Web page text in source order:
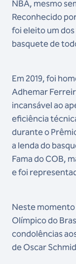
NBA, mesmo
Reconhecido
foi eleito um
basquete de
Em 2019, foi
Adhemar
incansável ao
eficiência
durante o
a lenda do
Fama do COB,
e foi
Neste
Olímpico do
condolências
de Oscar